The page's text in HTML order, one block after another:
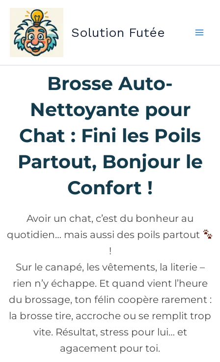
Aller
contenu
Solution Futée
Brosse Auto-
Nettoyante pour
Chat : Fini les Poils
Partout, Bonjour le
Confort !
Avoir un chat, c’est du bonheur au
quotidien… mais aussi des poils partout
!
Sur le canapé, les vêtements, la literie –
rien n’y échappe. Et quand vient l’heure
du brossage, ton félin coopère rarement :
la brosse tire, accroche ou se remplit trop
vite. Résultat, stress pour lui… et
agacement pour toi.